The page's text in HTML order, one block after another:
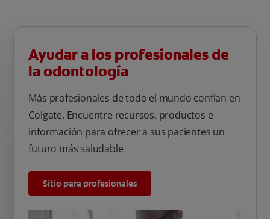
Ayudar a los profesionales de
la odontología
Más profesionales de todo el mundo confían en
Colgate. Encuentre recursos, productos e
información para ofrecer a sus pacientes un
futuro más saludable
Sitio para profesionales